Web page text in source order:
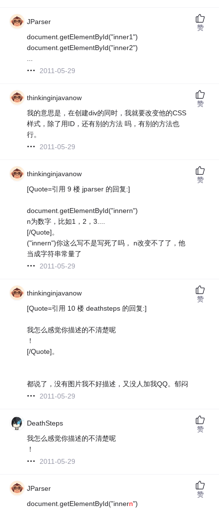
JParser
document.getElementById("inner1")
document.getElementById("inner2")
2011-05-29
赞
thinkinginjavanow
我的意思是，在创建div的同时，我就要改变他的CSS
样式，除了用ID，还有别的方法 吗，有别的方法也
行。
2011-05-29
赞
thinkinginjavanow
[Quote=引用 9 楼 jparser 的回复:]
document.getElementById("innern")
n为数字，比如1，2，3....
[/Quote]。
("innern")你这么写不是写死了吗， n改变不了了，他
当成字符串常量了
2011-05-29
赞
thinkinginjavanow
[Quote=引用 10 楼 deathsteps 的回复:]
我怎么感觉你描述的不清楚呢
！
[/Quote]。
都说了，没有图片我不好描述，又没人加我QQ。郁闷
2011-05-29
赞
DeathSteps
我怎么感觉你描述的不清楚呢
！
2011-05-29
赞
JParser
document.getElementById("innern")
赞